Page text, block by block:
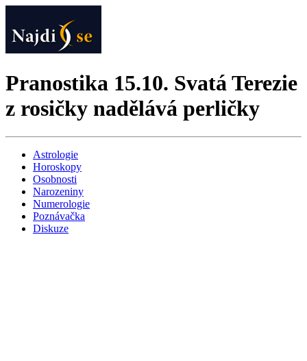
Pranostika 15.10. Svatá Terezie
z rosičky nadělává perličky
Astrologie
Horoskopy
Osobnosti
Narozeniny
Numerologie
Poznávačka
Diskuze